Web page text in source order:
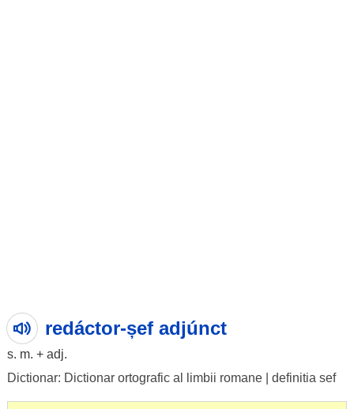
redáctor-șef adjúnct
s. m. + adj.
Dictionar: Dictionar ortografic al limbii romane| definitia sef